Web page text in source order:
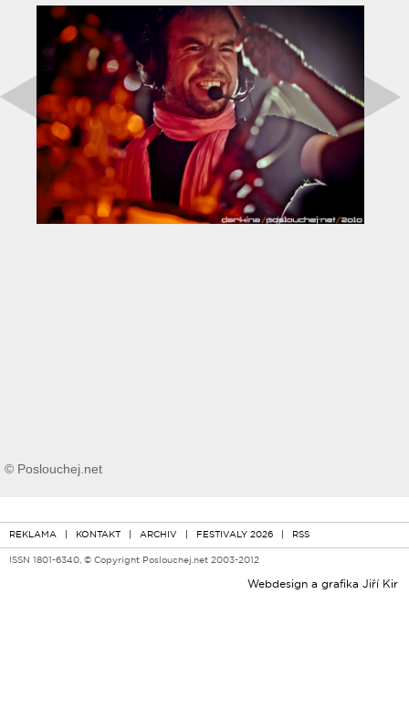
© Poslouchej.net
REKLAMA | KONTAKT | ARCHIV | FESTIVALY 2026 | RSS
ISSN 1801-6340, © Copyright Poslouchej.net 2003-2012
Webdesign a grafika Jiří Kir